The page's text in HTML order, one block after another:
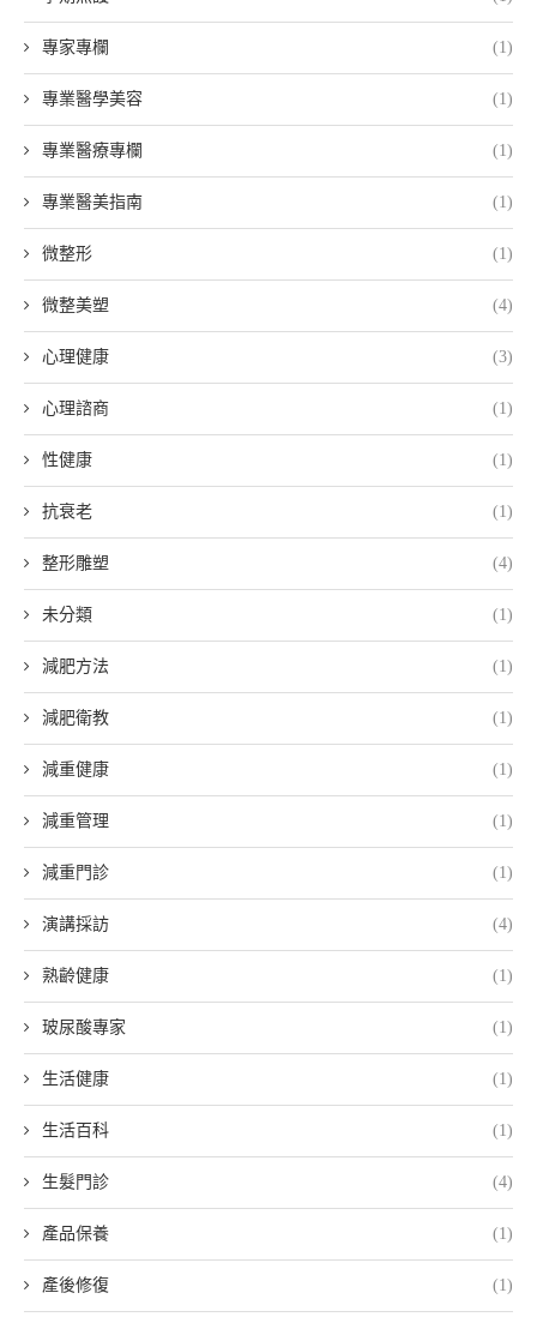
專家專欄 (1)
專業醫學美容 (1)
專業醫療專欄 (1)
專業醫美指南 (1)
微整形 (1)
微整美塑 (4)
心理健康 (3)
心理諮商 (1)
性健康 (1)
抗衰老 (1)
整形雕塑 (4)
未分類 (1)
減肥方法 (1)
減肥衛教 (1)
減重健康 (1)
減重管理 (1)
減重門診 (1)
演講採訪 (4)
熟齡健康 (1)
玻尿酸專家 (1)
生活健康 (1)
生活百科 (1)
生髮門診 (4)
產品保養 (1)
產後修復 (1)